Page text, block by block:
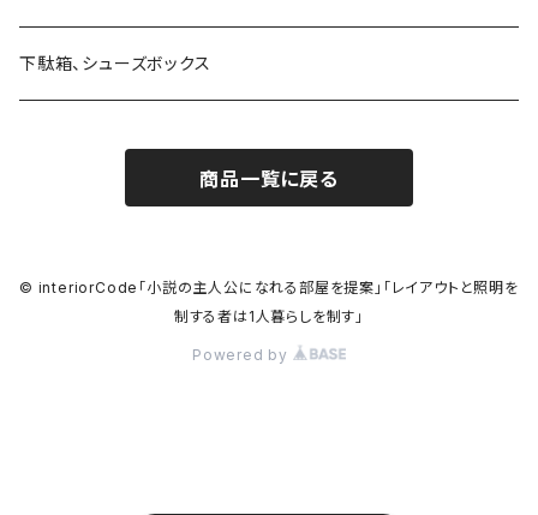
下駄箱、シューズボックス
商品一覧に戻る
© interiorCode「小説の主人公になれる部屋を提案」「レイアウトと照明を
制する者は1人暮らしを制す」
Powered by